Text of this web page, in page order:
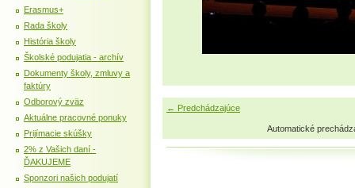
← Predchádzajúce
Automatické
Erasmus+
Rada školy
História školy
Školské podujatia - archív
Dokumenty školy, zmluvy a
faktúry
Odborový zväz
Aktuálne pracovné ponuky
Prijímacie skúšky
2% z Vašich daní -
ĎAKUJEME
Sponzori našich podujatí